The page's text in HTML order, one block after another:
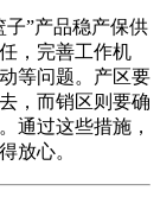
”产品稳产保供
，完善工作机
等问题。产区要
，而销区则要确
通过这些措施，
放心。